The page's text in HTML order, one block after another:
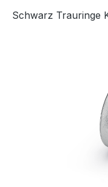
Schwarz Trauringe